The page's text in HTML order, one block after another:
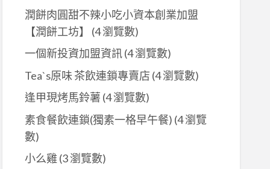
潤餅肉圓甜不辣小吃小資本創業加盟
【潤餅工坊】
(4 瀏覽數)
一個新投資加盟資訊(4 瀏覽數)
Tea`s原味 茶飲連鎖專賣店 (4 瀏覽數)
逢甲現烤馬鈴薯 (4 瀏覽數)
素食餐飲連鎖(獨素一格早午餐) (4 瀏覽
數)
小么雞 (3 瀏覽數)